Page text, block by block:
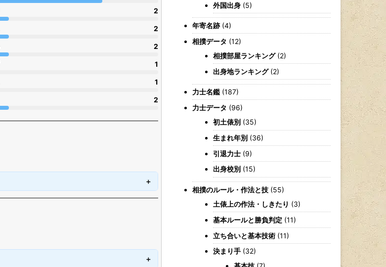
2
2
2
1
1
2
外国出身 (5)
年寄名跡(4)
相撲データ (12)
相撲部屋ランキング(2)
出身地ランキング(2)
力士名鑑 (187)
力士データ (96)
初土俵別 (35)
生まれ年別 (36)
引退力士 (9)
出身校別 (15)
相撲のルール・作法と技 (55)
土俵上の作法・しきたり (3)
基本ルールと勝負判定 (11)
立ち合いと基本技術 (11)
決まり手 (32)